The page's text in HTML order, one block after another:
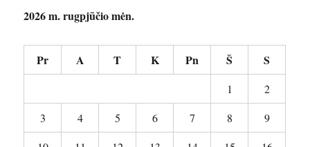
2026 m. rugpjūčio mėn.
Pr A T K Pn Š S
1
2
3
4 5 6 7 8
9